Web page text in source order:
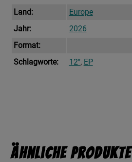
Land:
Europe
Jahr:
2026
Format:
Schlagworte:
12", EP
Ähnliche Produkte